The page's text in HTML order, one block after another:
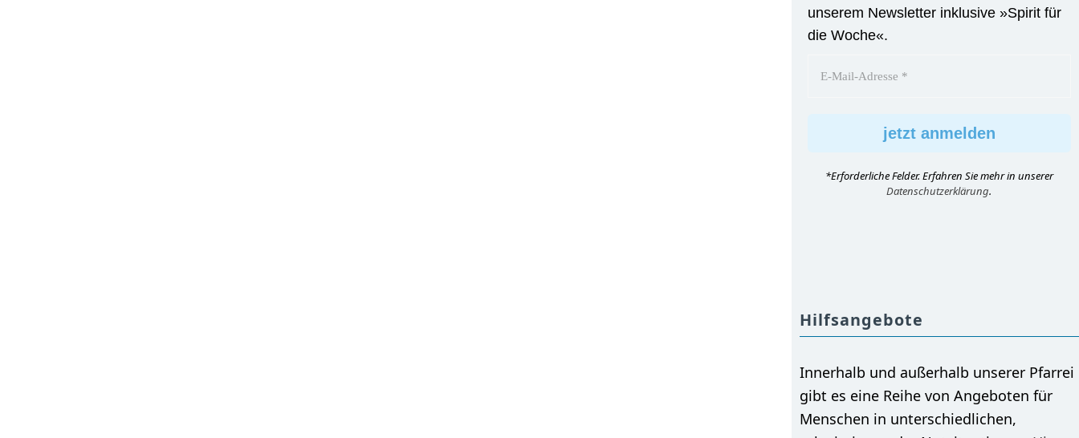
unserem Newsletter inklusive »Spirit für
die Woche«.
*Erforderliche Felder. Erfahren Sie mehr in unserer
Datenschutzerklärung.
Hilfsangebote
Innerhalb und außerhalb unserer Pfarrei
gibt es eine Reihe von Angeboten für
Menschen in unterschiedlichen,